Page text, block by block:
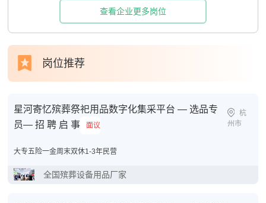
查看企业更多岗位
岗位推荐
星河寄忆殡葬祭祀用品数字化集采平台 — 选品专
员— 招 聘 启 事
面议
杭
州市
大专五险一金周末双休1-3年民营
全国殡葬设备用品厂家